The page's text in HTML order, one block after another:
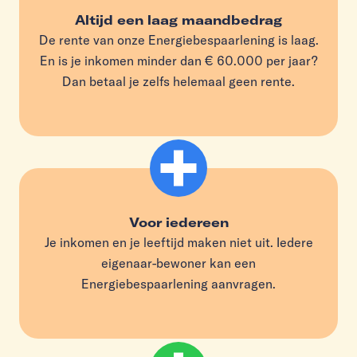
Altijd een laag maandbedrag
De rente van onze Energiebespaarlening is laag.
En is je inkomen minder dan € 60.000 per jaar?
Dan betaal je zelfs helemaal geen rente.
Voor iedereen
Je inkomen en je leeftijd maken niet uit. Iedere
eigenaar-bewoner kan een
Energiebespaarlening aanvragen.